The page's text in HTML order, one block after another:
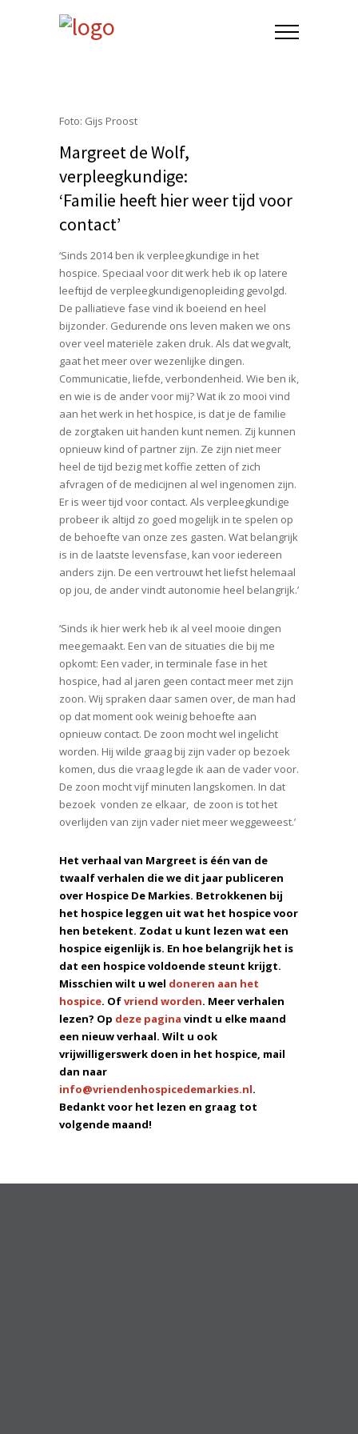
Foto: Gijs Proost
Margreet de Wolf,
verpleegkundige:
‘Familie heeft hier weer tijd voor
contact’
‘Sinds 2014 ben ik verpleegkundige in het
hospice. Speciaal voor dit werk heb ik op latere
leeftijd de verpleegkundigenopleiding gevolgd.
De palliatieve fase vind ik boeiend en heel
bijzonder. Gedurende ons leven maken we ons
over veel materiële zaken druk. Als dat wegvalt,
gaat het meer over wezenlijke dingen.
Communicatie, liefde, verbondenheid. Wie ben ik,
en wie is de ander voor mij? Wat ik zo mooi vind
aan het werk in het hospice, is dat je de familie
de zorgtaken uit handen kunt nemen. Zij kunnen
opnieuw kind of partner zijn. Ze zijn niet meer
heel de tijd bezig met koffie zetten of zich
afvragen of de medicijnen al wel ingenomen zijn.
Er is weer tijd voor contact. Als verpleegkundige
probeer ik altijd zo goed mogelijk in te spelen op
de behoefte van onze zes gasten. Wat belangrijk
is in de laatste levensfase, kan voor iedereen
anders zijn. De een vertrouwt het liefst helemaal
op jou, de ander vindt autonomie heel belangrijk.’
‘Sinds ik hier werk heb ik al veel mooie dingen
meegemaakt. Een van de situaties die bij me
opkomt: Een vader, in terminale fase in het
hospice, had al jaren geen contact meer met zijn
zoon. Wij spraken daar samen over, de man had
op dat moment ook weinig behoefte aan
opnieuw contact. De zoon mocht wel ingelicht
worden. Hij wilde graag bij zijn vader op bezoek
komen, dus die vraag legde ik aan de vader voor.
De zoon mocht vijf minuten langskomen. In dat
bezoek vonden ze elkaar, de zoon is tot het
overlijden van zijn vader niet meer weggeweest.’
Het verhaal van Margreet is één van de
twaalf verhalen die we dit jaar publiceren
over Hospice De Markies. Betrokkenen bij
het hospice leggen uit wat het hospice voor
hen betekent. Zodat u kunt lezen wat een
hospice eigenlijk is. En hoe belangrijk het is
dat een hospice voldoende steunt krijgt.
Misschien wilt u wel doneren aan het
hospice. Ofvriend worden. Meer verhalen
lezen? Op deze pagina vindt u elke maand
een nieuw verhaal. Wilt u ook
vrijwilligerswerk doen in het hospice, mail
dan naar
info@vriendenhospicedemarkies.nl.
Bedankt voor het lezen en graag tot
volgende maand!